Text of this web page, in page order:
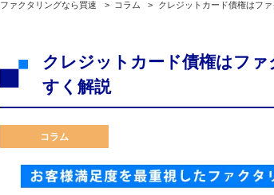
ファクタリングなら買速 > コラム > クレジットカード債権はフ
クレジットカード債権はフ
すく解説
コラム